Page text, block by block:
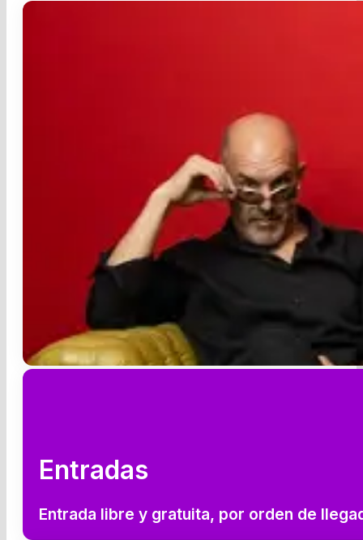
Entradas
Entrada libre y gratuita, por orden de